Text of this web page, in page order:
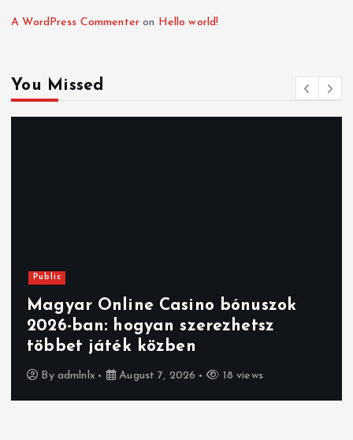
A WordPress Commenter on Hello world!
You Missed
Public
Magyar Online Casino bónuszok
2026-ban: hogyan szerezhetsz
többet játék közben
By admlnlx August 7, 2026 18 views